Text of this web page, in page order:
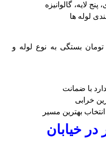
لایه، گالوانیزه
لوله‌ ها
۷۰ هزار تومان بستگی به نوع لوله و
با ضمانت
خرابی
بهترین مسیر
خیابان